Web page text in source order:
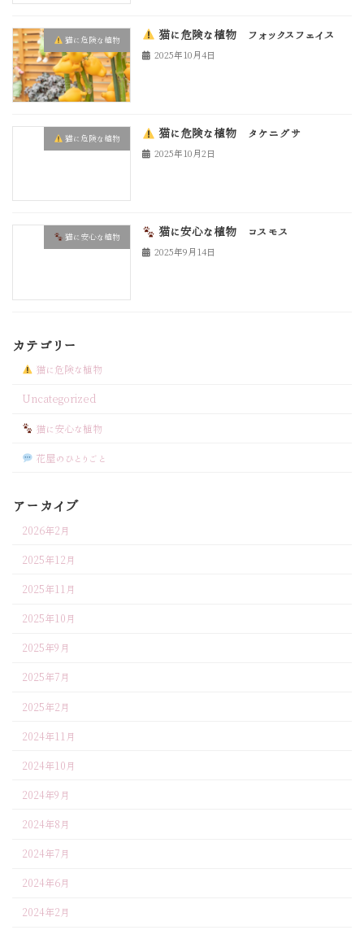
猫に危険な植物 猫に危険な植物 フォックスフェイス
2025年10月4日
猫に危険な植物 猫に危険な植物 タケニグサ
2025年10月2日
猫に安心な植物 猫に安心な植物 コスモス
2025年9月14日
カテゴリー
猫に危険な植物
Uncategorized
猫に安心な植物
花屋のひとりごと
アーカイブ
2026年2月
2025年12月
2025年11月
2025年10月
2025年9月
2025年7月
2025年2月
2024年11月
2024年10月
2024年9月
2024年8月
2024年7月
2024年6月
2024年2月